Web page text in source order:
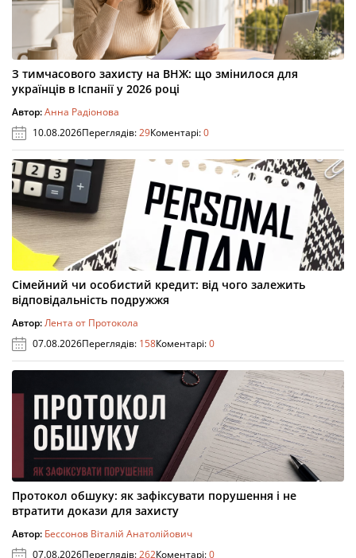
З тимчасового захисту на ВНЖ: що змінилося для
українців в Іспанії у 2026 році
Автор:Анна Радіонова
10.08.2026Переглядів:29Коментарі:0
Сімейний чи особистий кредит: від чого залежить
відповідальність подружжя
Автор:Лента от Протокола
07.08.2026Переглядів: 158Коментарі:0
Протокол обшуку: як зафіксувати порушення і не
втратити докази для захисту
Автор: Бессонов Віталій Анатолійович
07.08.2026Переглядів:262Коментарі:0